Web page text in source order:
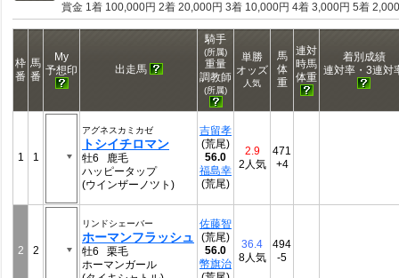
賞金 1着 100,000円 2着 20,000円 3着 10,000円 4着 3,000円 5着
枠
番
馬
番
My
予想印
出走馬
騎手
(所属)
重量
調教師
(所属)
単勝
オッズ
人気
馬
体
重
連対
時馬
体重
着別成績
連対率・3連対
1 1
アグネスカミカゼ
トシイチロマン
牡6 鹿毛
ハッピータップ
(ウインザーノツト)
吉留孝
(荒尾)
56.0
福島幸
(荒尾)
2.9
2人気
471
+4
2 2
リンドシェーバー
ホーマンフラッシュ
牡6 栗毛
ホーマンガール
佐藤智
(荒尾)
56.0
幣旗治
36.4
8人気
494
-5